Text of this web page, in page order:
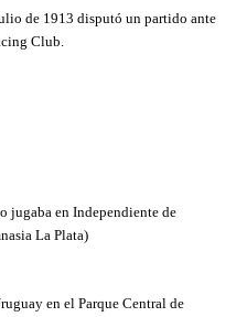
de 1913 disputó un partido ante
Club.
jugaba en Independiente de
La Plata)
en el Parque Central de